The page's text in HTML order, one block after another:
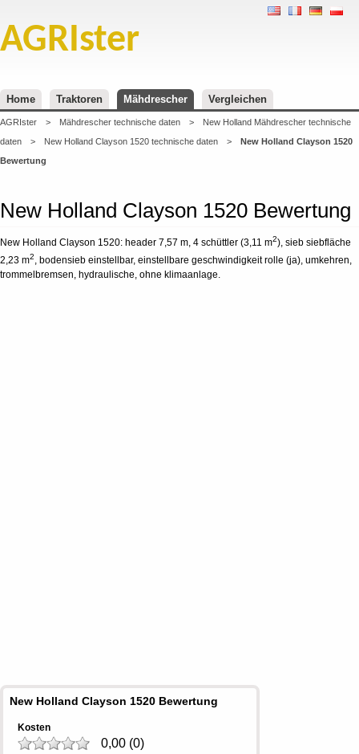
AGRIster
Home Traktoren Mähdrescher Vergleichen
AGRIster > Mähdrescher technische daten >
New Holland Mähdrescher technische
daten
> New Holland Clayson 1520 technische daten >
New Holland Clayson 1520
Bewertung
New Holland Clayson 1520 Bewertung
New Holland Clayson 1520: header 7,57 m, 4 schüttler (3,11 m2), sieb siebfläche
2,23 m2, bodensieb einstellbar, einstellbare geschwindigkeit rolle (ja), umkehren,
trommelbremsen, hydraulische, ohne klimaanlage.
New Holland Clayson 1520 Bewertung
Kosten
0,00 (0)